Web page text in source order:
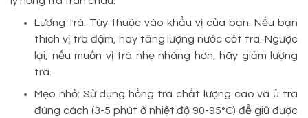
Lượng trà: Tùy thuộc vào khẩu vị của bạn. Nếu bạn
thích vị trà đậm, hãy tăng lượng nước cốt trà. Ngược
lại, nếu muốn vị trà nhẹ nhàng hơn, hãy giảm lượng
trà.
Mẹo nhỏ: Sử dụng hồng trà chất lượng cao và ủ trà
đúng cách (3-5 phút ở nhiệt độ 90-95°C) để giữ được